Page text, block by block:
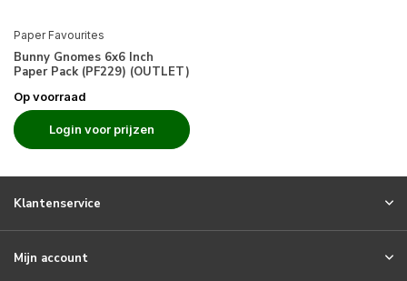
Paper Favourites
Bunny Gnomes 6x6 Inch
Paper Pack (PF229) (OUTLET)
Op voorraad
Login voor prijzen
Klantenservice
Mijn account